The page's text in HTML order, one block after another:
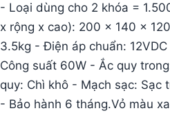
- Loại dùng cho 2 khóa =
x rộng x cao): 200 x 140 x
3.5kg - Điện áp chuẩn:
Công suất 60W - Ắc quy
quy: Chì khô - Mạch sạc: Sạc
- Bảo hành 6 tháng.Vỏ màu